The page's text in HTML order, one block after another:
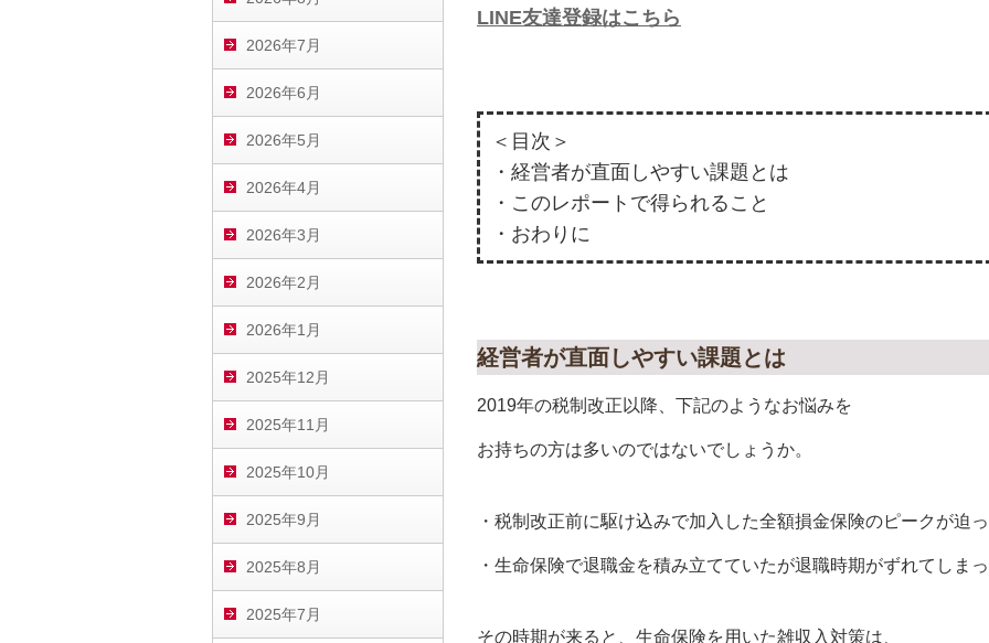
2026年7月
2026年6月
2026年5月
2026年4月
2026年3月
2026年2月
2026年1月
2025年12月
2025年11月
2025年10月
2025年9月
2025年8月
2025年7月
LINE友達登録はこちら
＜目次＞
・経営者が直面しやすい課題とは
・このレポートで得られること
・おわりに
経営者が直面しやすい課題とは
2019年の税制改正以降、下記のようなお悩みを
お持ちの方は多いのではないでしょうか。
・税制改正前に駆け込みで加入した全額損金保険のピークが迫
・生命保険で退職金を積み立てていたが退職時期がずれてしま
その時期が来ると、生命保険を用いた雑収入対策は、